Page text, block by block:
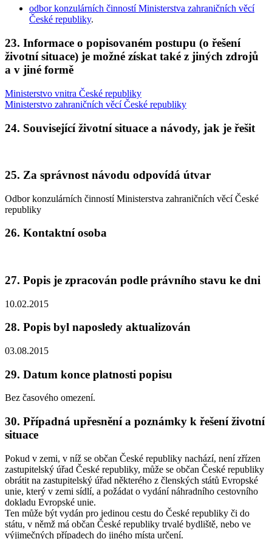
odbor konzulárních činností Ministerstva zahraničních věcí
České republiky.
23. Informace o popisovaném postupu (o řešení
životní situace) je možné získat také z jiných zdrojů
a v jiné formě
Ministerstvo vnitra České republiky
Ministerstvo zahraničních věcí České republiky
24. Související životní situace a návody, jak je řešit
25. Za správnost návodu odpovídá útvar
Odbor konzulárních činností Ministerstva zahraničních věcí České
republiky
26. Kontaktní osoba
27. Popis je zpracován podle právního stavu ke dni
10.02.2015
28. Popis byl naposledy aktualizován
03.08.2015
29. Datum konce platnosti popisu
Bez časového omezení.
30. Případná upřesnění a poznámky k řešení životní
situace
Pokud v zemi, v níž se občan České republiky nachází, není zřízen
zastupitelský úřad České republiky, může se občan České republiky
obrátit na zastupitelský úřad některého z členských států Evropské
unie, který v zemi sídlí, a požádat o vydání náhradního cestovního
dokladu Evropské unie.
Ten může být vydán pro jedinou cestu do České republiky či do
státu, v němž má občan České republiky trvalé bydliště, nebo ve
výjimečných případech do jiného místa určení.